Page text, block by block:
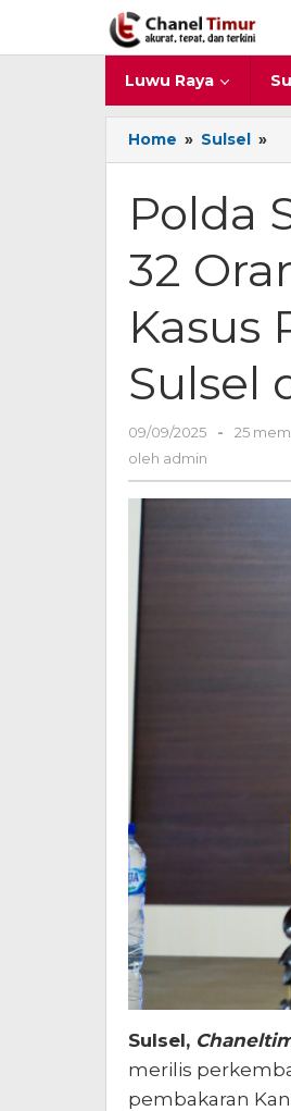
konten
Luwu Raya
Home » Sulsel »
Polda
32
Kasus
Sulsel
09/09/2025
oleh
-
25
oleh admin
Sulsel,
merilis
pembakaran